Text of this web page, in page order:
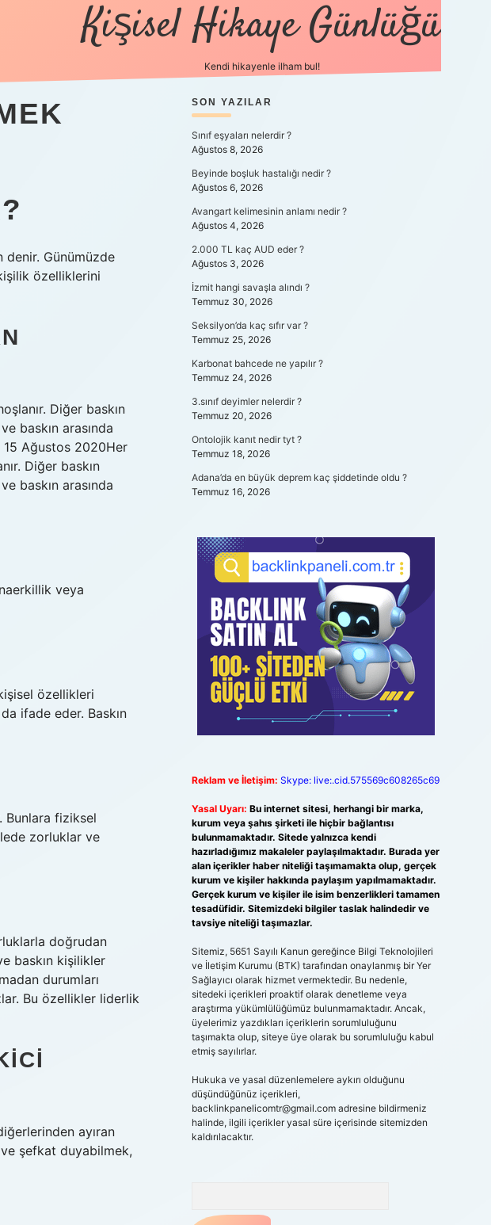
Kişisel Hikaye Günlüğü
Kendi hikayenle ilham bul!
denir. Günümüzde
özelliklerini
Diğer baskın
baskın arasında
15 Ağustos 2020Her
Diğer baskın
baskın arasında
veya
özellikleri
ifade eder. Baskın
Bunlara fiziksel
zorluklar ve
doğrudan
baskın kişilikler
durumları
Bu özellikler liderlik
ayıran
şefkat duyabilmek,
SIDEBAR
SON YAZILAR
Sınıf eşyaları nelerdir ?
Ağustos 8, 2026
Beyinde boşluk hastalığı nedir ?
Ağustos 6, 2026
Avangart kelimesinin anlamı nedir ?
Ağustos 4, 2026
2.000 TL kaç AUD eder ?
Ağustos 3, 2026
İzmit hangi savaşla alındı ?
Temmuz 30, 2026
Seksilyon’da kaç sıfır var ?
Temmuz 25, 2026
Karbonat bahcede ne yapılır ?
Temmuz 24, 2026
3.sınıf deyimler nelerdir ?
Temmuz 20, 2026
Ontolojik kanıt nedir tyt ?
Temmuz 18, 2026
Adana’da en büyük deprem kaç şiddetinde oldu ?
Temmuz 16, 2026
Reklam ve İletişim: Skype: live:.cid.575569c608265c69
Yasal Uyarı: Bu internet sitesi, herhangi bir marka,
kurum veya şahıs şirketi ile hiçbir bağlantısı
bulunmamaktadır. Sitede yalnızca kendi
hazırladığımız makaleler paylaşılmaktadır. Burada yer
alan içerikler haber niteliği taşımamakta olup, gerçek
kurum ve kişiler hakkında paylaşım yapılmamaktadır.
Gerçek kurum ve kişiler ile isim benzerlikleri tamamen
tesadüfidir. Sitemizdeki bilgiler taslak halindedir ve
tavsiye niteliği taşımazlar.
Sitemiz, 5651 Sayılı Kanun gereğince Bilgi Teknolojileri
ve İletişim Kurumu (BTK) tarafından onaylanmış bir Yer
Sağlayıcı olarak hizmet vermektedir. Bu nedenle,
sitedeki içerikleri proaktif olarak denetleme veya
araştırma yükümlülüğümüz bulunmamaktadır. Ancak,
üyelerimiz yazdıkları içeriklerin sorumluluğunu
taşımakta olup, siteye üye olarak bu sorumluluğu kabul
etmiş sayılırlar.
Hukuka ve yasal düzenlemelere aykırı olduğunu
düşündüğünüz içerikleri,
backlinkpanelicomtr@gmail.comadresine bildirmeniz
halinde, ilgili içerikler yasal süre içerisinde sitemizden
kaldırılacaktır.